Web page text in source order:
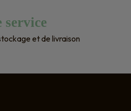
service
et de livraison